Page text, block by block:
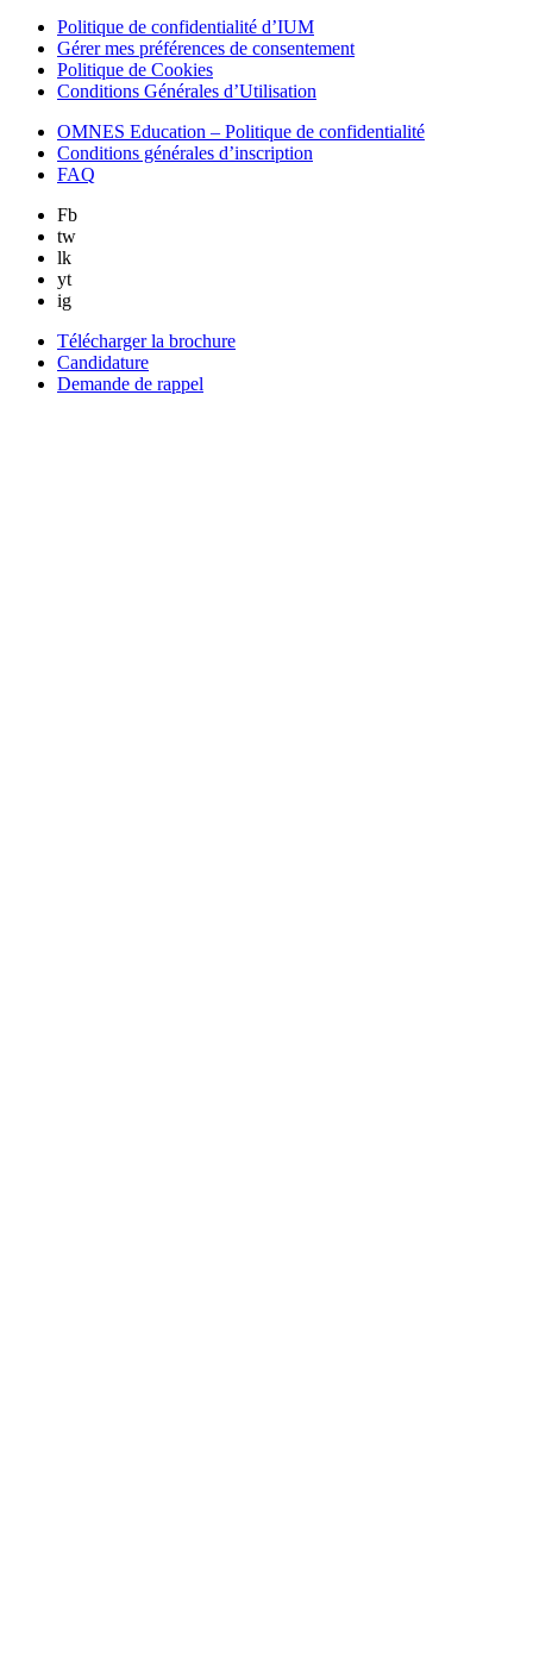
Politique de confidentialité d’IUM
Gérer mes préférences de consentement
Politique de Cookies
Conditions Générales d’Utilisation
OMNES Education – Politique de confidentialité
Conditions générales d’inscription
FAQ
Fb
tw
lk
yt
ig
Télécharger la brochure
Candidature
Demande de rappel